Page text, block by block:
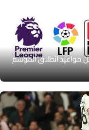
انطلاق الموسم